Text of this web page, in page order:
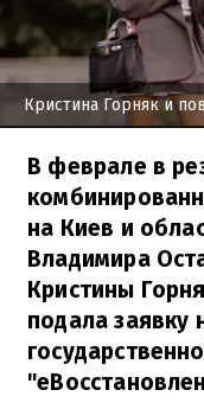
Кристина Горняк и
В феврале в
на Киев и
Владимира
Кристины
подала заявку